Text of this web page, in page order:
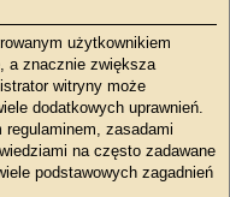
użytkownikiem
a znacznie zwiększa
witryny może
dodatkowych uprawnień.
zasadami
na często zadawane
podstawowych zagadnień